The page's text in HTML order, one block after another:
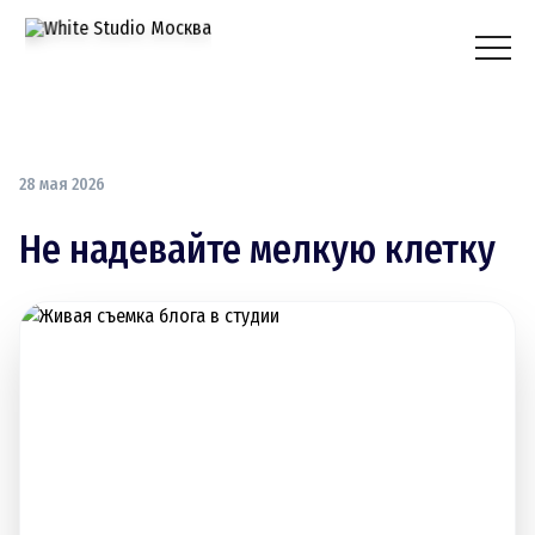
28 мая 2026
Не надевайте мелкую клетку